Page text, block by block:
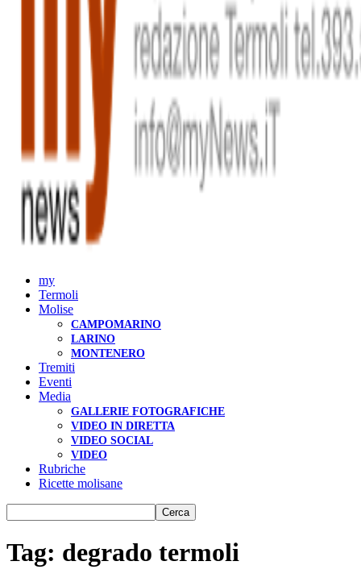
my
Termoli
Molise
CAMPOMARINO
LARINO
MONTENERO
Tremiti
Eventi
Media
GALLERIE FOTOGRAFICHE
VIDEO IN DIRETTA
VIDEO SOCIAL
VIDEO
Rubriche
Ricette molisane
Tag: degrado termoli